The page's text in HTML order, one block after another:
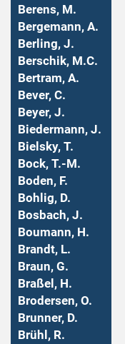
Berens, M.
Bergemann, A.
Berling, J.
Berschik, M.C.
Bertram, A.
Bever, C.
Beyer, J.
Biedermann, J.
Bielsky, T.
Bock, T.-M.
Boden, F.
Bohlig, D.
Bosbach, J.
Boumann, H.
Brandt, L.
Braun, G.
Braßel, H.
Brodersen, O.
Brunner, D.
Brühl, R.